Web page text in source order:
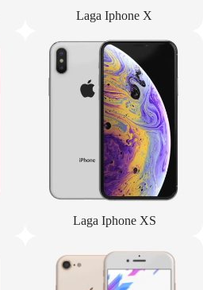
Laga Iphone X
Laga Iphone XS